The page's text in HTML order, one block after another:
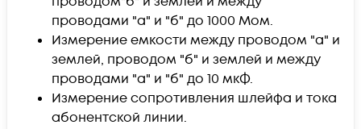
проводами "а" и "б" до 1000 Мом.
Измерение емкости между проводом "а" и
землей, проводом "б" и землей и между
проводами "а" и "б" до 10 мкФ.
Измерение сопротивления шлейфа и тока
абонентской линии.